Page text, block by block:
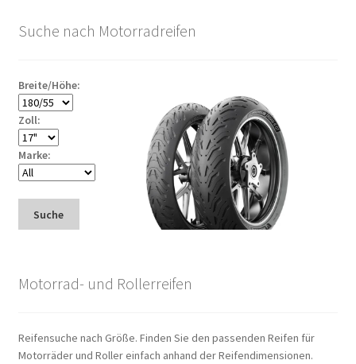
Suche nach Motorradreifen
Breite/Höhe:
Zoll:
Marke:
Suche
Motorrad- und Rollerreifen
Reifensuche nach Größe. Finden Sie den passenden Reifen für
Motorräder und Roller einfach anhand der Reifendimensionen.